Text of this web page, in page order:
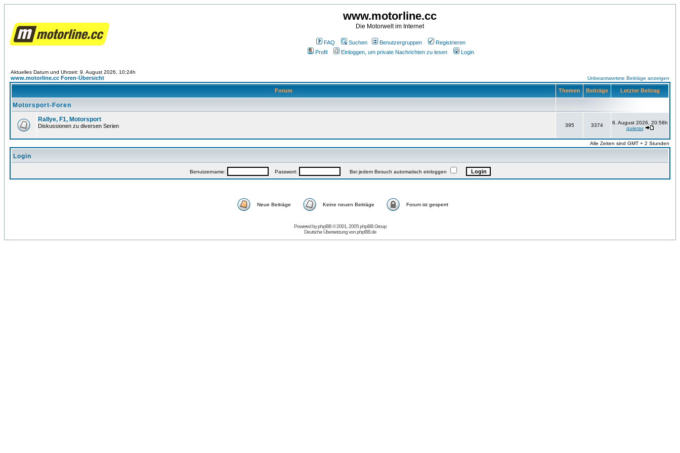
www.motorline.cc
Die Motorwelt im Internet
FAQ Suchen Benutzergruppen
Registrieren
Profil
Einloggen, um private Nachrichten zu lesen Login
Aktuelles Datum und Uhrzeit: 9. August 2026, 10:24h
www.motorline.cc Foren-Übersicht Unbeantwortete Beiträge anzeigen
Forum Themen Beiträge Letzter Beitrag
Motorsport-Foren
Rallye, F1, Motorsport
Diskussionen zu diversen Serien 395 3374
8. August 2026, 20:58h
quierax
Alle Zeiten sind GMT + 2 Stunden
Login
Benutzername: Passwort: Bei jedem Besuch automatisch einloggen
Neue Beiträge Keine neuen Beiträge Forum ist gesperrt
Powered byphpBB© 2001, 2005 phpBB Group
Deutsche Übersetzung vonphpBB.de